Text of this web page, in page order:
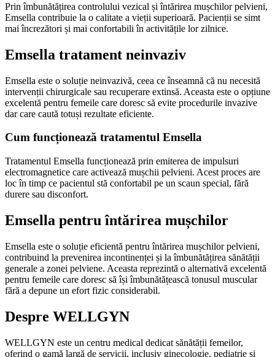
Prin îmbunătățirea controlului vezical și întărirea mușchilor pelvieni,
Emsella contribuie la o calitate a vieții superioară. Pacienții se simt
mai încrezători și mai confortabili în activitățile lor zilnice.
Emsella tratament neinvaziv
Emsella este o soluție neinvazivă, ceea ce înseamnă că nu necesită
intervenții chirurgicale sau recuperare extinsă. Aceasta este o opțiune
excelentă pentru femeile care doresc să evite procedurile invazive
dar care caută totuși rezultate eficiente.
Cum funcționează tratamentul Emsella
Tratamentul Emsella funcționează prin emiterea de impulsuri
electromagnetice care activează mușchii pelvieni. Acest proces are
loc în timp ce pacientul stă confortabil pe un scaun special, fără
durere sau disconfort.
Emsella pentru întărirea mușchilor
Emsella este o soluție eficientă pentru întărirea mușchilor pelvieni,
contribuind la prevenirea incontinenței și la îmbunătățirea sănătății
generale a zonei pelviene. Aceasta reprezintă o alternativă excelentă
pentru femeile care doresc să își îmbunătățească tonusul muscular
fără a depune un efort fizic considerabil.
Despre WELLGYN
WELLGYN este un centru medical dedicat sănătății femeilor,
oferind o gamă largă de servicii, inclusiv ginecologie, pediatrie și